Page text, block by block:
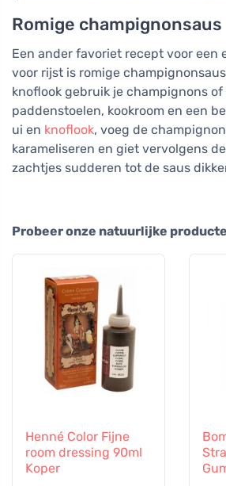
Romige champignonsaus
Een ander favoriet recept voor een
voor rijst is romige
knoflook gebruik je champignons
paddenstoelen, kookroom en een
ui en knoflook, voeg de
karameliseren en giet vervolgens
zachtjes sudderen tot de saus
Probeer onze natuurlijke
Henné Color Fijne
room dressing 90ml
Koper